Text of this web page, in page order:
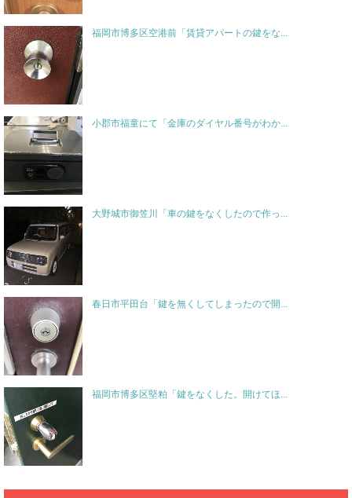
福岡市博多区空港前「賃貸アパートの鍵をな...
小郡市福童にて「金庫のダイヤル番号がわか...
大野城市御笠川「車の鍵をなくしたので作っ...
春日市平田台「鍵を無くしてしまったので開...
福岡市博多区堅粕「鍵をなくした。開けてほ...